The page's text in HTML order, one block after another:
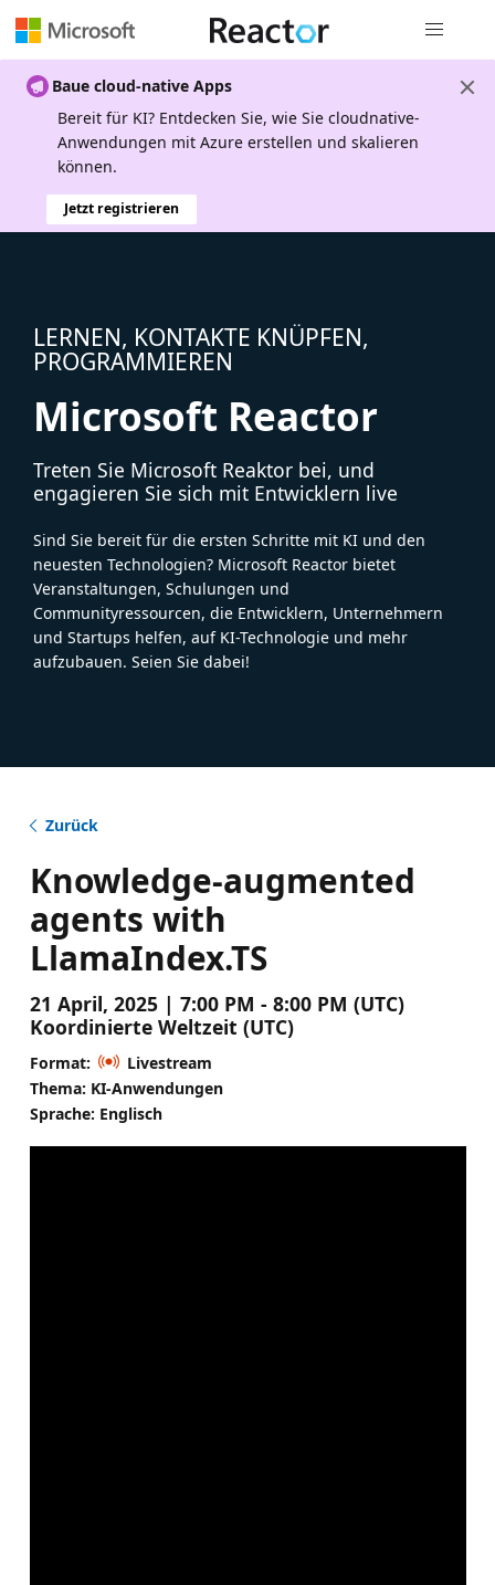
Baue cloud-native Apps
Bereit für KI? Entdecken Sie, wie Sie cloudnative-
Anwendungen mit Azure erstellen und skalieren
können.
Jetzt registrieren
LERNEN, KONTAKTE KNÜPFEN,
PROGRAMMIEREN
Microsoft Reactor
Treten Sie Microsoft Reaktor bei, und
engagieren Sie sich mit Entwicklern live
Sind Sie bereit für die ersten Schritte mit KI und den
neuesten Technologien? Microsoft Reactor bietet
Veranstaltungen, Schulungen und
Communityressourcen, die Entwicklern, Unternehmern
und Startups helfen, auf KI-Technologie und mehr
aufzubauen. Seien Sie dabei!
Zurück
Knowledge-augmented
agents with
LlamaIndex.TS
21 April, 2025 | 7:00 PM - 8:00 PM (UTC)
Koordinierte Weltzeit (UTC)
Format:
Livestream
Thema: KI-Anwendungen
Sprache: Englisch